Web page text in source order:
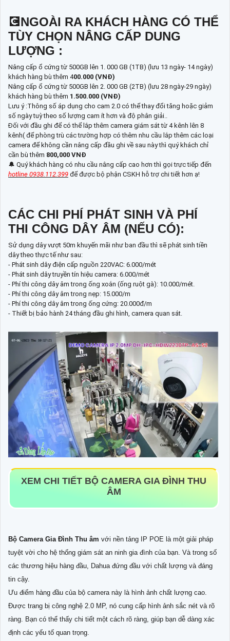
💽NGOÀI RA KHÁCH HÀNG CÓ THỂ
TÙY CHỌN NÂNG CẤP DUNG
LƯỢNG :
Nâng cấp ổ cứng từ 500GB lên 1. 000 GB (1TB) (lưu 13 ngày- 14 ngày)
khách hàng bù thêm 400.000 (VNĐ)
Nâng cấp ổ cứng từ 500GB lên 2. 000 GB (2TB) (lưu 28 ngày-29 ngày)
khách hàng bù thêm 1.500.000 (VNĐ)
Lưu ý :Thông số áp dụng cho cam 2.0 có thể thay đổi tăng hoặc giảm
số ngày tuỳ theo số lượng cam ít hơn và độ phân giải..
Đối với đầu ghi để có thể lắp thêm camera giám sát từ 4 kênh lên 8
kênh( để phòng trù các trường hợp có thêm nhu cầu lắp thêm các loại
camera để không cần nâng cấp đầu ghi về sau này thì quý khách chỉ
cần bù thêm 800,000 VNĐ
🔔 Quý khách hàng có nhu cầu nâng cấp cao hơn thì gọi trực tiếp đến
hotline 0938.112.399 để được bộ phận CSKH hỗ trợ chi tiết hơn ạ!
CÁC CHI PHÍ PHÁT SINH VÀ PHÍ
THI CÔNG DÂY ÂM (NẾU CÓ):
Sử dụng dây vượt 50m khuyến mãi như ban đầu thì sẽ phát sinh tiền
dây theo thực tế như sau:
- Phát sinh dây điện cấp nguồn 220VAC: 6.000/mét
- Phát sinh dây truyền tín hiệu camera: 6.000/mét
- Phí thi công dây âm trong ống xoắn (ống ruột gà): 10.000/mét.
- Phí thi công dây âm trong nẹp: 15.000/m
- Phí thi công dây âm trong ống cứng: 20.000đ/m
- Thiết bị bảo hành 24 tháng đầu ghi hình, camera quan sát.
XEM CHI TIẾT BỘ CAMERA GIA ĐÌNH THU
ÂM
Bộ Camera Gia Đình Thu âm với nền tảng IP POE là một giải pháp
tuyệt vời cho hệ thống giám sát an ninh gia đình của bạn. Và trong số
các thương hiệu hàng đầu, Dahua đứng đầu với chất lượng và đáng
tin cậy.
Ưu điểm hàng đầu của bộ camera này là hình ảnh chất lượng cao.
Được trang bị công nghệ 2.0 MP, nó cung cấp hình ảnh sắc nét và rõ
ràng. Bạn có thể thấy chi tiết một cách rõ ràng, giúp bạn dễ dàng xác
định các yếu tố quan trọng.